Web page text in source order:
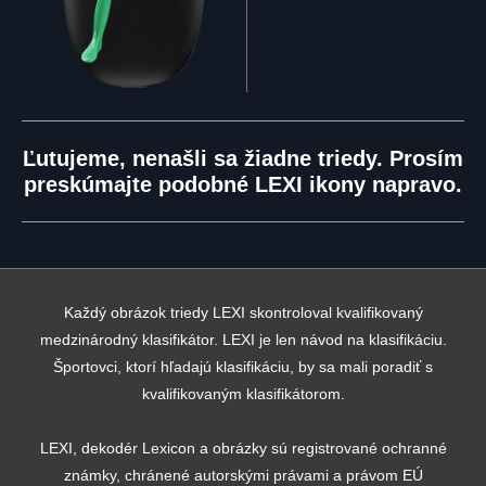
Ľutujeme, nenašli sa žiadne triedy. Prosím
preskúmajte podobné LEXI ikony napravo.
Každý obrázok triedy LEXI skontroloval kvalifikovaný
medzinárodný klasifikátor. LEXI je len návod na klasifikáciu.
Športovci, ktorí hľadajú klasifikáciu, by sa mali poradiť s
kvalifikovaným klasifikátorom.
LEXI, dekodér Lexicon a obrázky sú registrované ochranné
známky, chránené autorskými právami a právom EÚ